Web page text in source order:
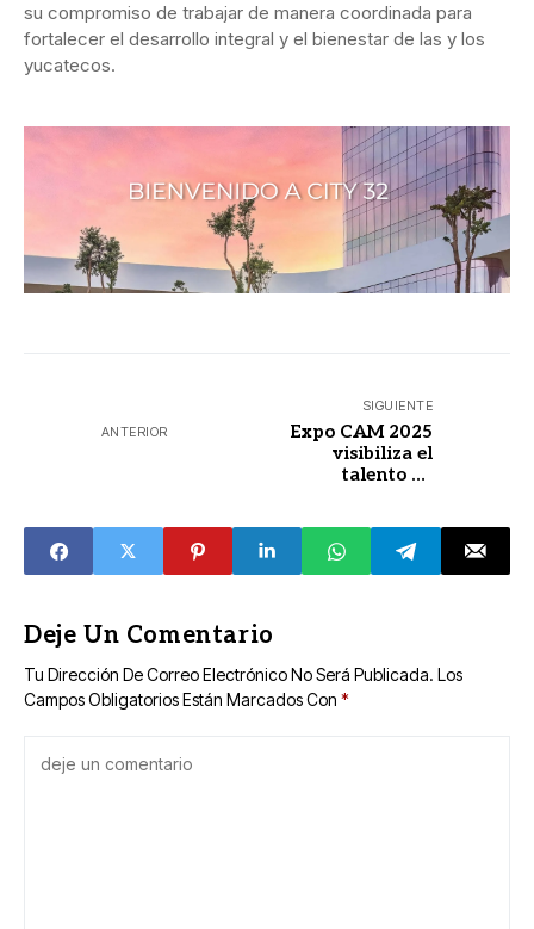
su compromiso de trabajar de manera coordinada para
fortalecer el desarrollo integral y el bienestar de las y los
yucatecos.
ANTERIOR
SIGUIENTE
Expo CAM 2025
visibiliza el
talento de
Deje Un Comentario
Tu Dirección De Correo Electrónico No Será Publicada. Los
Campos Obligatorios Están Marcados Con *